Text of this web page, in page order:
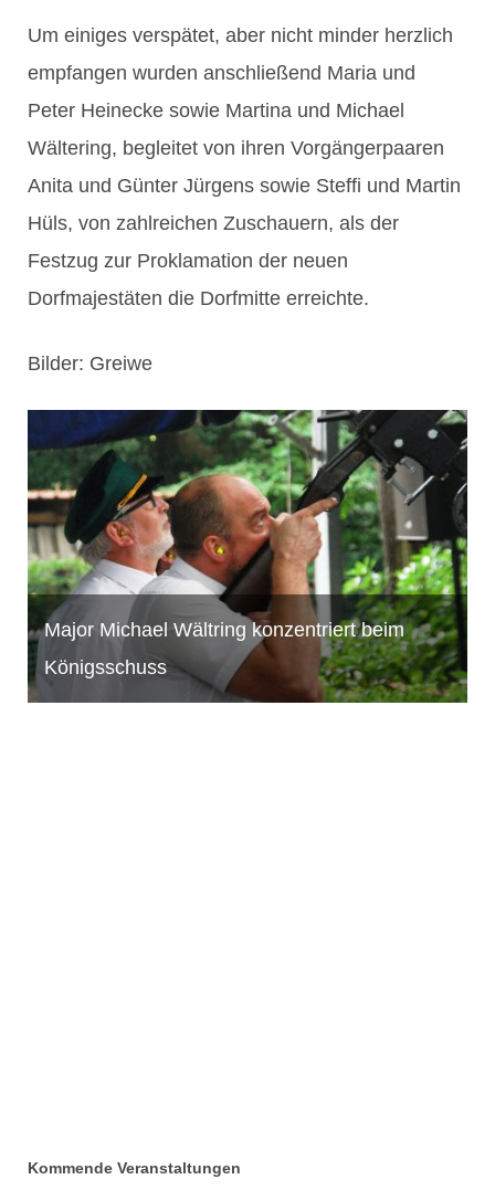
Um einiges verspätet, aber nicht minder herzlich
empfangen wurden anschließend Maria und
Peter Heinecke sowie Martina und Michael
Wältering, begleitet von ihren Vorgängerpaaren
Anita und Günter Jürgens sowie Steffi und Martin
Hüls, von zahlreichen Zuschauern, als der
Festzug zur Proklamation der neuen
Dorfmajestäten die Dorfmitte erreichte.
Bilder: Greiwe
Major Michael Wältring konzentriert beim
Königsschuss
Kommende Veranstaltungen